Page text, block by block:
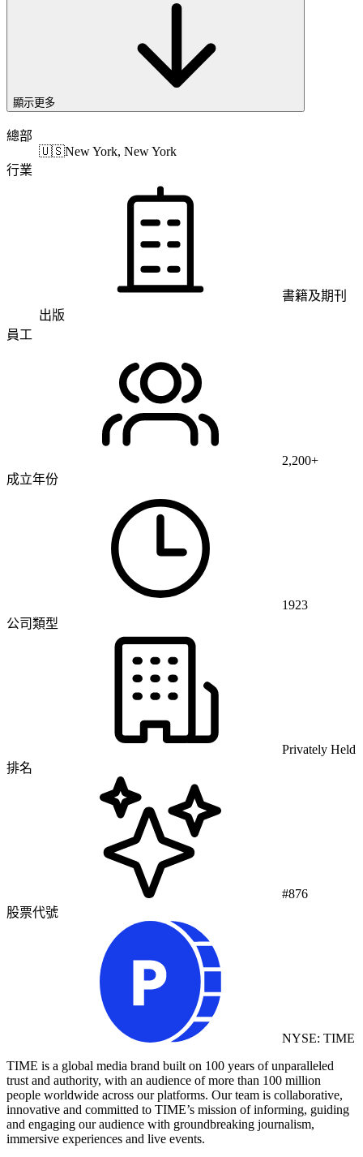
顯示更多
總部
🇺🇸New York, New York
行業
書籍及期刊
出版
員工
2,200+
成立年份
1923
公司類型
Privately Held
排名
#876
股票代號
NYSE: TIME
TIME is a global media brand built on 100 years of unparalleled
trust and authority, with an audience of more than 100 million
people worldwide across our platforms. Our team is collaborative,
innovative and committed to TIME’s mission of informing, guiding
and engaging our audience with groundbreaking journalism,
immersive experiences and live events.